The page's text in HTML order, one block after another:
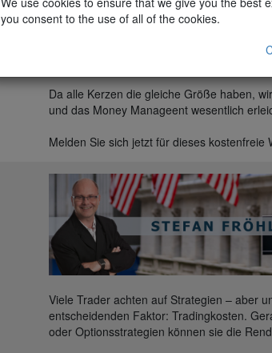
Kerzen. Sie vereinen Struktur,
Da alle Kerzen die gleiche Größe haben,
und das Money Manageent wesentlich
Melden Sie sich jetzt für dieses kostenfreie
Viele Trader achten auf Strategien – aber
entscheidenden Faktor: Tradingkosten.
oder Optionsstrategien können sie die
you consent to the use of all of the cookies.